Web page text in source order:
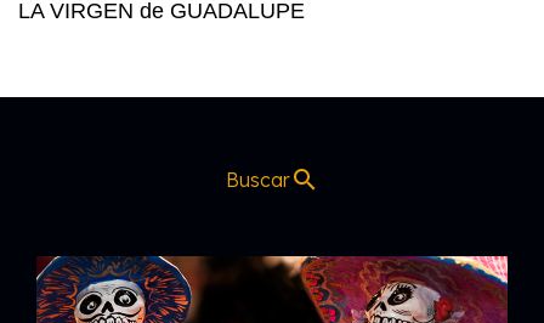
LA VIRGEN de GUADALUPE
Buscarsearch